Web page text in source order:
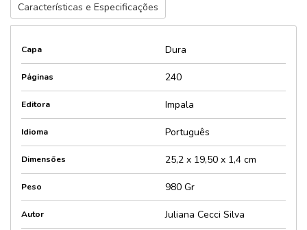
Características e Especificações
Capa Dura
Páginas 240
Editora Impala
Idioma Português
Dimensões 25,2 x 19,50 x 1,4 cm
Peso 980 Gr
Autor Juliana Cecci Silva